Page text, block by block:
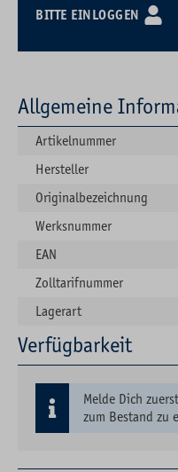
BITTE EINLOGGEN
Allgemeine
Artikelnummer
Hersteller
Originalbezeichnung
Werksnummer
EAN
Zolltarifnummer
Lagerart
Verfügbarkeit
Melde Dich
zum Bestand zu